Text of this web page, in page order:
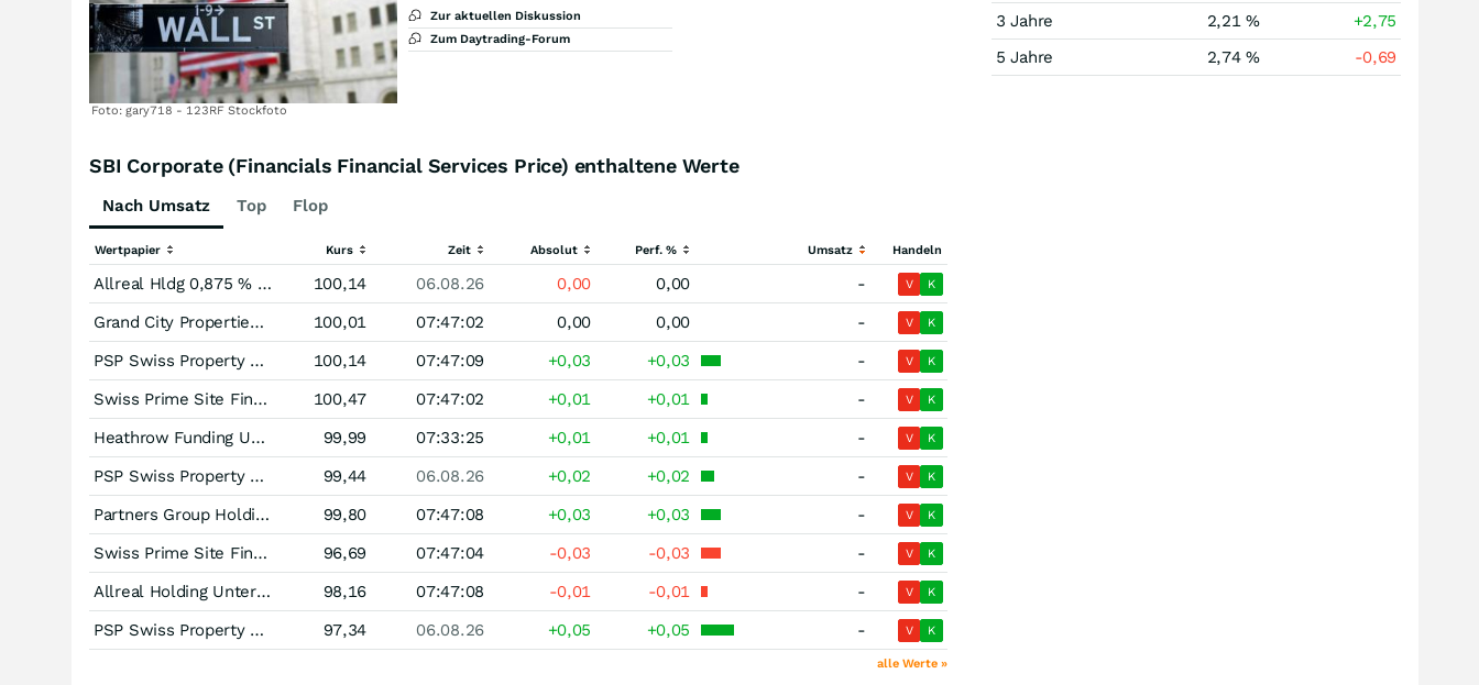
Foto: gary718 - 123RF Stockfoto
Zur aktuellen Diskussion
Zum Daytrading-Forum
SBI Corporate (Financials Financial Services Price) enthaltene Werte
Nach Umsatz Top Flop
Wertpapier Kurs Zeit Absolut Perf. % Umsatz Handeln
Allreal Hldg 0,875 % bis 03/27 100,14 06.08.26 0,00 0,00 - V K
Grand City Properties Unternehmensanleihe 0,956 % bis 09/26 100,01 07:47:02 0,00 0,00 - V K
PSP Swiss Property Unternehmensanleihe 0,70 % bis 02/27 100,14 07:47:09 +0,03 +0,03 - V K
Swiss Prime Site Finance Unternehmensanleihe 1,25 % bis 04/27 100,47 07:47:02 +0,01 +0,01 - V K
Heathrow Funding Unternehmensanleihe 0,45 % bis 10/26 99,99 07:33:25 +0,01 +0,01 - V K
PSP Swiss Property 0,55 % bis 02/28 99,44 06.08.26 +0,02 +0,02 - V K
Partners Group Holding Unternehmensanleihe 0,40 % bis 06/27 99,80 07:47:08 +0,03 +0,03 - V K
Swiss Prime Site Finance Unternehmensanleihe 0,375 % bis 09/31 96,69 07:47:04 -0,03 -0,03 - V K
Allreal Holding Unternehmensanleihe 0,40 % bis 09/29 98,16 07:47:08 -0,01 -0,01 - V K
PSP Swiss Property bis 02/30 97,34 06.08.26 +0,05 +0,05 - V K
alle Werte »
3 Jahre
2,21 %
+2,75
5 Jahre
2,74 % -0,69